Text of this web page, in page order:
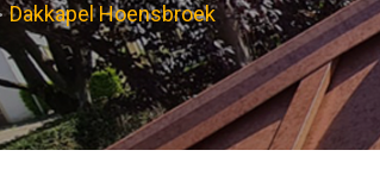
Dakkapel Hoensbroek